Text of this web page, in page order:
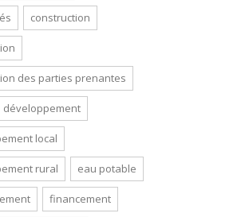
construction
des parties prenantes
développement
local
rural eau potable
financement